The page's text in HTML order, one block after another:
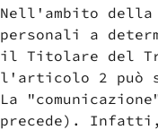
Nell'ambito
personali a
il Titolare del
l'articolo 2 può
La
precede).